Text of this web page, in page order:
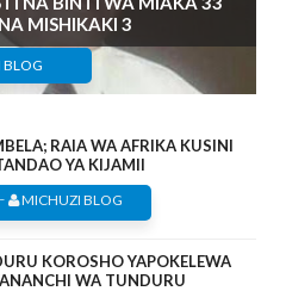
MISHIKAKI 3
RAIA WA AFRIKA KUSINI
YA KIJAMII
- MICHUZI BLOG
KOROSHO YAPOKELEWA
WA TUNDURU